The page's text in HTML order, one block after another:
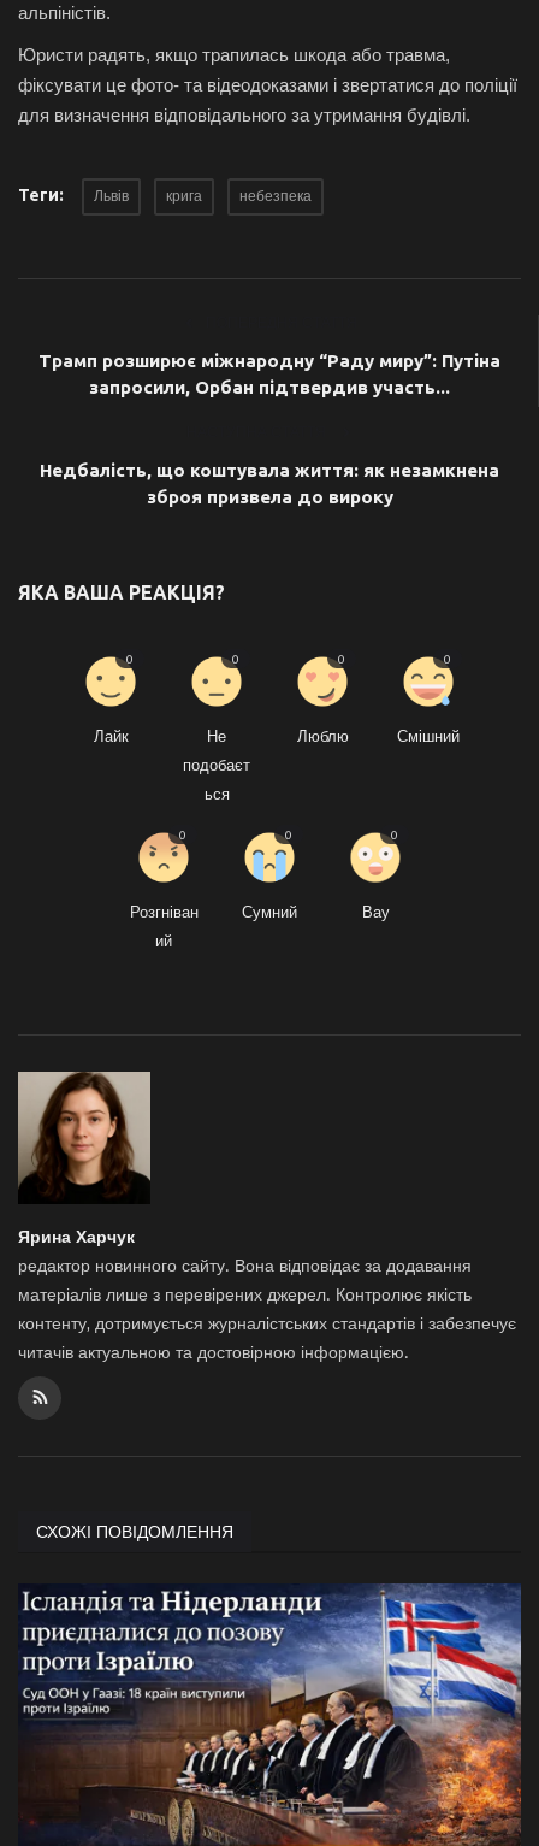
альпіністів.
Юристи радять, якщо трапилась шкода або травма,
фіксувати це фото- та відеодоказами і звертатися до поліції
для визначення відповідального за утримання будівлі.
Теги: Львів крига небезпека
Трамп розширює міжнародну “Раду миру”: Путіна
запросили, Орбан підтвердив участь...
Недбалість, що коштувала життя: як незамкнена
зброя призвела до вироку
ЯКА ВАША РЕАКЦІЯ?
Лайк
0
Не
подобаєт
ься
0
Люблю
0
Смішний
0
Розгніван
ий
0
Сумний
0
Вау
0
Ярина Харчук
редактор новинного сайту. Вона відповідає за додавання
матеріалів лише з перевірених джерел. Контролює якість
контенту, дотримується журналістських стандартів і забезпечує
читачів актуальною та достовірною інформацією.
СХОЖІ ПОВІДОМЛЕННЯ